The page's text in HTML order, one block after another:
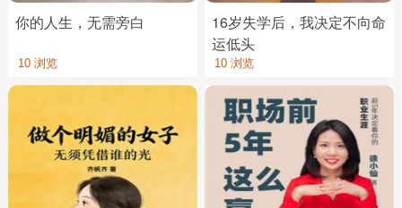
你的人生，无需旁白
10 浏览
16岁失学后，我决定不向命
运低头
10 浏览